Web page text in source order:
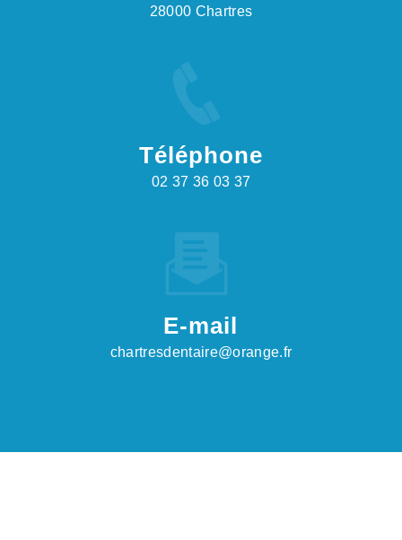
28000 Chartres
Téléphone
02 37 36 03 37
E-mail
chartresdentaire@orange.fr